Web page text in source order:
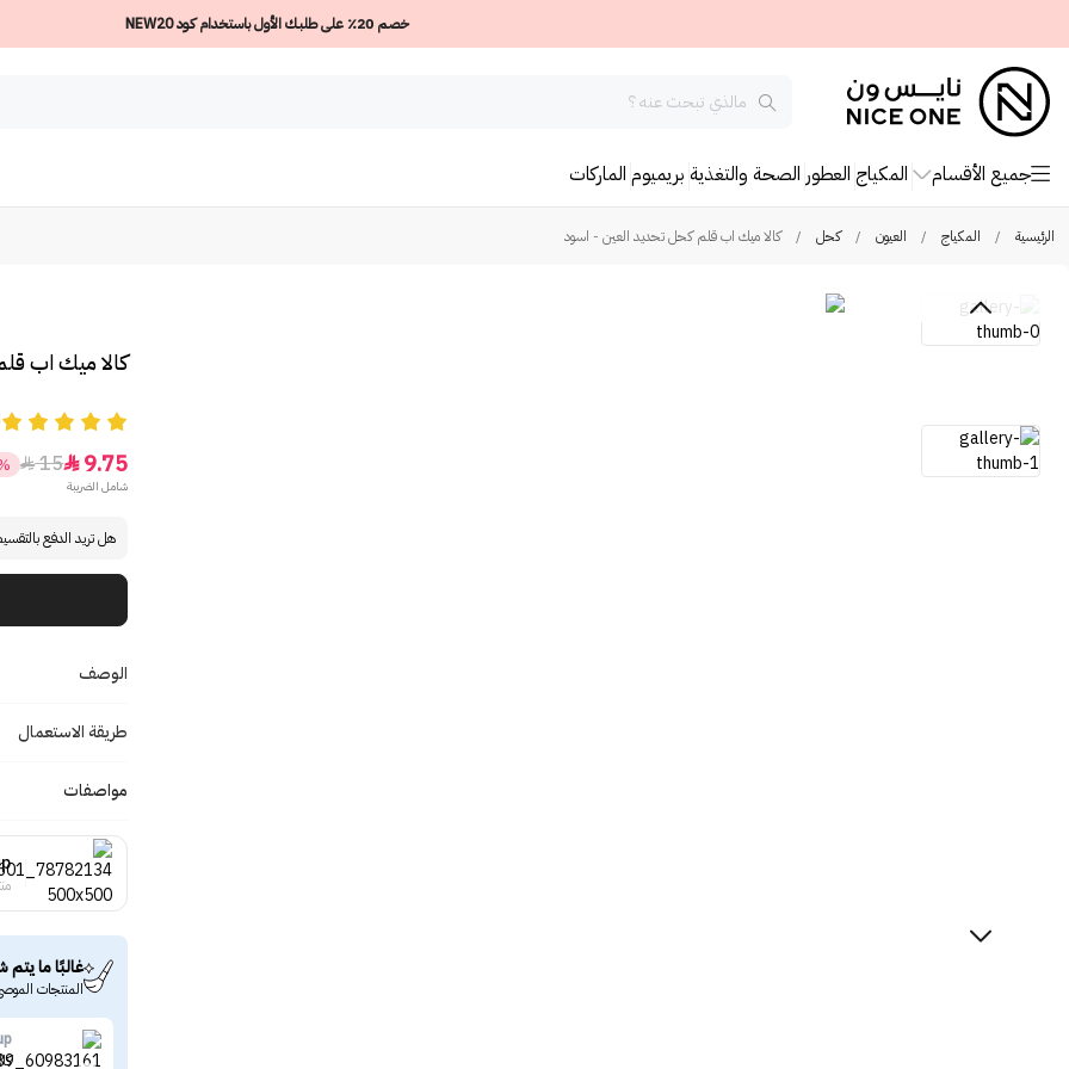
خصم 20٪ على طلبك الأول باستخدام كود NEW20
جميع الأقسام المكياج العطور الصحة والتغذية بريميوم الماركات
الرئيسية / المكياج / العيون / كحل / كالا ميك اب قلم كحل تحديد العين - اسود
كالا ميك اب
9.75

15

شامل الضريبة
هل تريد الدفع
الوصف
طريقة الاستعمال
مواصفات
غالبًا ما يتم
المنتجات